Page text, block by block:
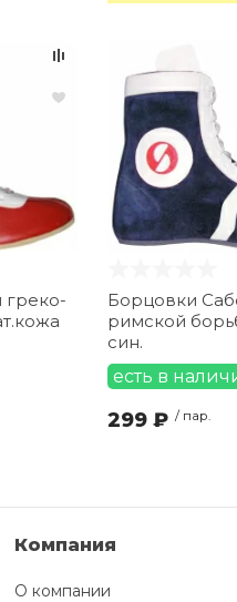
греко-
Борцовки
римской
син.
есть в
299 ₽ / пар.
Компания
О компании